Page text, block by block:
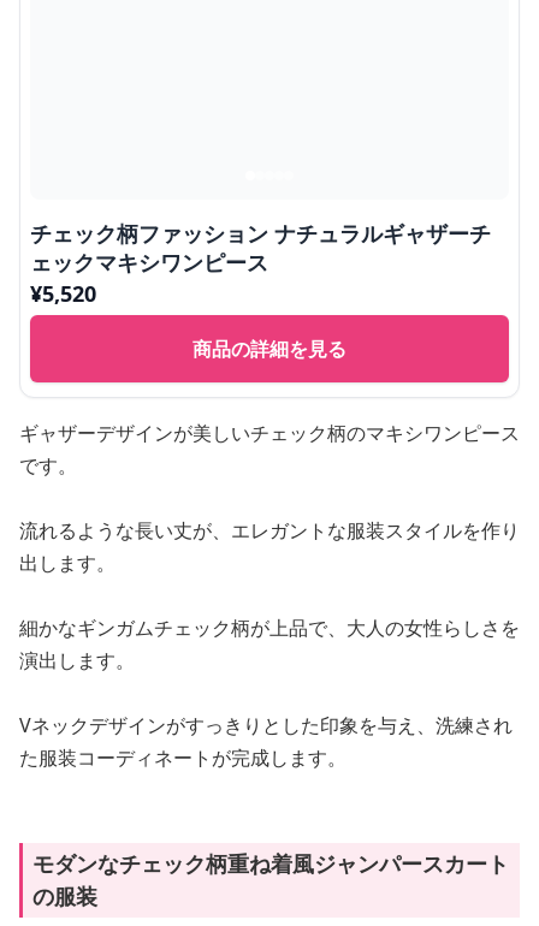
チェック柄ファッション ナチュラルギャザーチ
ェックマキシワンピース
¥5,520
商品の詳細を見る
ギャザーデザインが美しいチェック柄のマキシワンピース
です。
流れるような長い丈が、エレガントな服装スタイルを作り
出します。
細かなギンガムチェック柄が上品で、大人の女性らしさを
演出します。
Vネックデザインがすっきりとした印象を与え、洗練され
た服装コーディネートが完成します。
モダンなチェック柄重ね着風ジャンパースカート
の服装